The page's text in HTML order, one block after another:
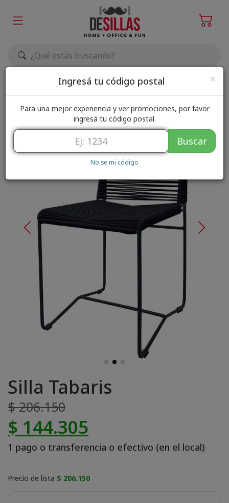
Elegir zona de envío
Silla Tabaris
$ 206.150
$ 144.305
1 pago o transferencia o efectivo (en el local)
Precio de lista $ 206.150
×
Ingresá tu código postal
Para una mejor experiencia y ver promociones, por favor
ingresá tu código postal.
Buscar
No se mi código